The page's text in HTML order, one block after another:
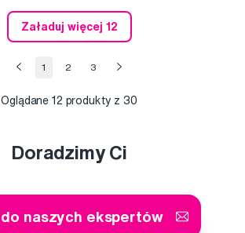
Załaduj więcej 12
1 2 3
Oglądane 12 produkty z 30
Doradzimy Ci
do naszych ekspertów